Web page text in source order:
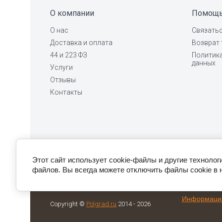
О компании
О нас
Доставка и оплата
44 и 223 ФЗ
Услуги
Отзывы
Контакты
Возврат
данных
Присоединяйтесь!
Copyright © Polgrad.ru 2014 - 2026
Этот сайт использует cookie-файлы и другие
файлов. Вы всегда можете отключить файлы cookie в